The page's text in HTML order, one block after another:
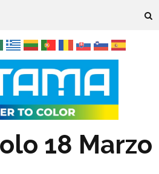
18 Marzo